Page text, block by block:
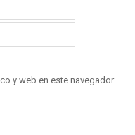
y web en este navegador